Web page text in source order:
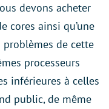
devons acheter
cores ainsi qu’une
problèmes de cette
processeurs
inférieures à celles
public, de même